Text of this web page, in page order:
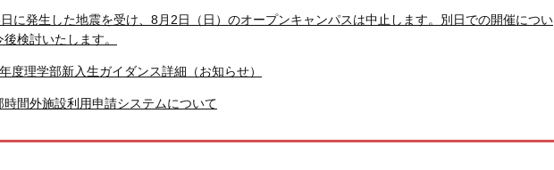
に発生した地震を受け、8月2日（日）のオープンキャンパスは中止します。別日での開催につい
後検討いたします。
度理学部新入生ガイダンス詳細（お知らせ）
時間外施設利用申請システムについて